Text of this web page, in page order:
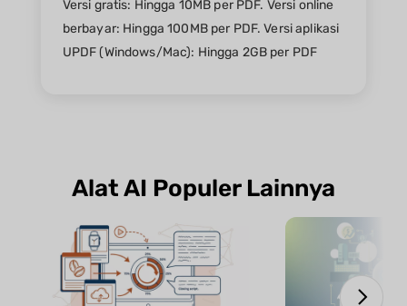
Versi gratis: Hingga 10MB per PDF. Versi online
berbayar: Hingga 100MB per PDF. Versi aplikasi
UPDF (Windows/Mac): Hingga 2GB per PDF
Alat AI Populer Lainnya